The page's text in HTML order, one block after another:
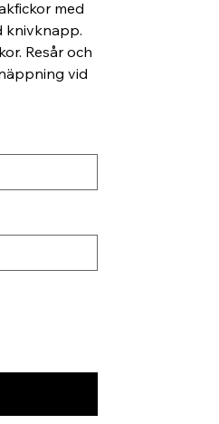
med
knivknapp.
Resår och
vid